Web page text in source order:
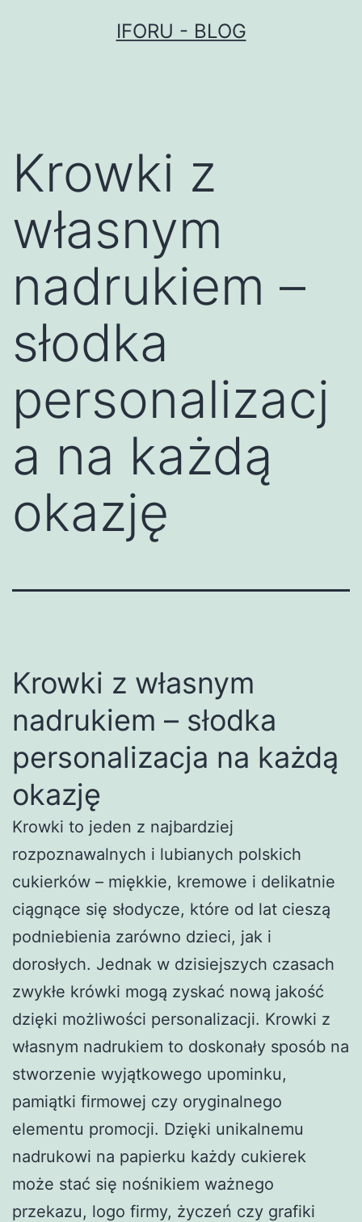
IFORU - BLOG
Krowki z
własnym
nadrukiem –
słodka
personalizacj
a na każdą
okazję
Krowki z własnym
nadrukiem – słodka
personalizacja na każdą
okazję
Krowki to jeden z najbardziej
rozpoznawalnych i lubianych polskich
cukierków – miękkie, kremowe i delikatnie
ciągnące się słodycze, które od lat cieszą
podniebienia zarówno dzieci, jak i
dorosłych. Jednak w dzisiejszych czasach
zwykłe krówki mogą zyskać nową jakość
dzięki możliwości personalizacji. Krowki z
własnym nadrukiem to doskonały sposób na
stworzenie wyjątkowego upominku,
pamiątki firmowej czy oryginalnego
elementu promocji. Dzięki unikalnemu
nadrukowi na papierku każdy cukierek
może stać się nośnikiem ważnego
przekazu, logo firmy, życzeń czy grafiki